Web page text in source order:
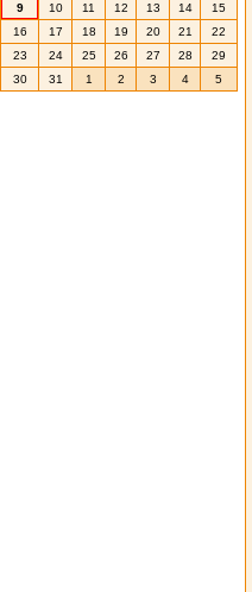
9
10 11 12 13 14
15
16
17 18 19 20 21
22
23
24 25 26 27 28
29
30
31 1 2 3 4 5